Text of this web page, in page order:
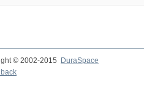
© 2002-2015 DuraSpace